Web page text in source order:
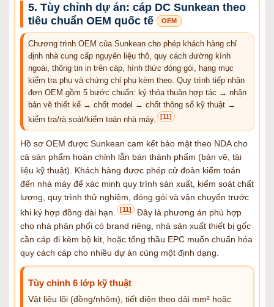
5. Tùy chỉnh dự án: cáp DC Sunkean theo
tiêu chuẩn OEM quốc tế
OEM
Chương trình OEM của Sunkean cho phép khách hàng chỉ
định nhà cung cấp nguyên liệu thô, quy cách đường kính
ngoài, thông tin in trên cáp, hình thức đóng gói, hạng mục
kiểm tra phụ và chứng chỉ phụ kèm theo. Quy trình tiếp nhận
đơn OEM gồm 5 bước chuẩn: ký thỏa thuận hợp tác → nhận
bản vẽ thiết kế → chốt model → chốt thông số kỹ thuật →
kiểm tra/rà soát/kiểm toán nhà máy.
[11]
Hồ sơ OEM được Sunkean cam kết bảo mật theo NDA cho
cả sản phẩm hoàn chỉnh lẫn bán thành phẩm (bản vẽ, tài
liệu kỹ thuật). Khách hàng được phép cử đoàn kiểm toán
đến nhà máy để xác minh quy trình sản xuất, kiểm soát chất
lượng, quy trình thử nghiệm, đóng gói và vận chuyển trước
khi ký hợp đồng dài hạn.
[11] Đây là phương án phù hợp
cho nhà phân phối có brand riêng, nhà sản xuất thiết bị gốc
cần cáp đi kèm bộ kit, hoặc tổng thầu EPC muốn chuẩn hóa
quy cách cáp cho nhiều dự án cùng một định dạng.
Tùy chỉnh 6 lớp kỹ thuật
Vật liệu lõi (đồng/nhôm), tiết diện theo dải mm² hoặc